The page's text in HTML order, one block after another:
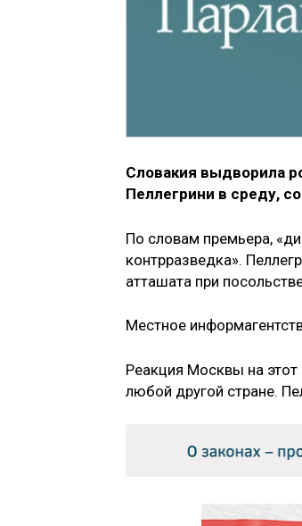
Словакия выдворила
Пеллегрини в среду,
По словам премьера,
контрразведка».
атташата при
Местное
Реакция Москвы на
любой другой стране.